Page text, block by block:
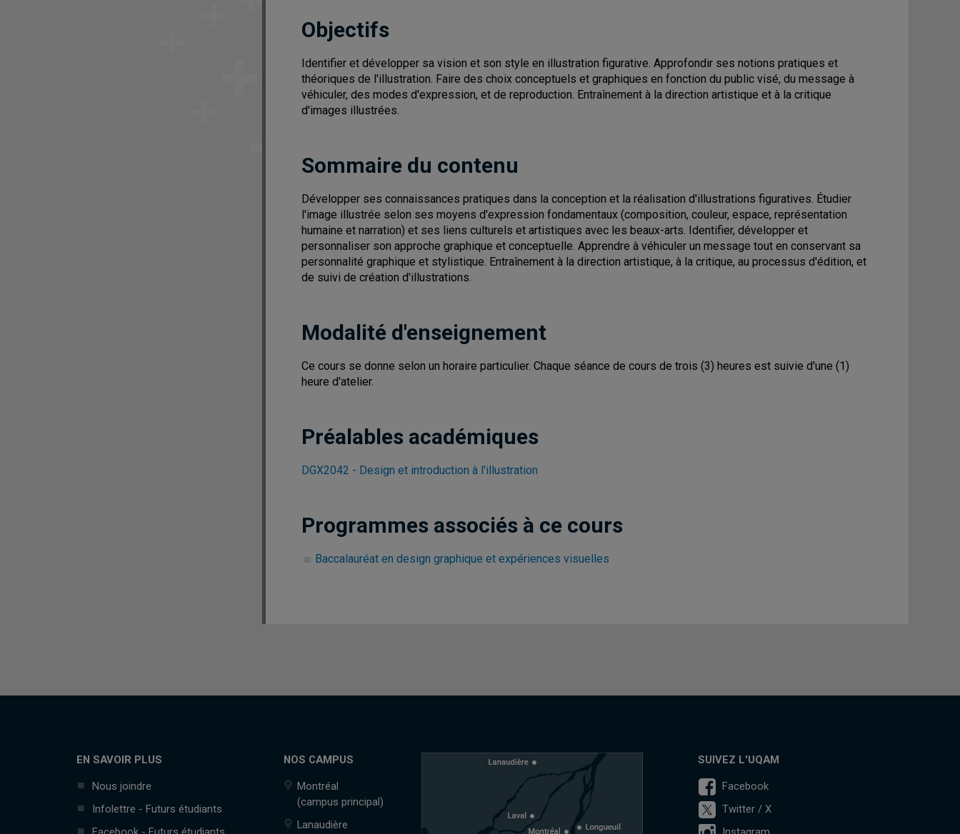
Objectifs
Identifier et développer sa vision et son style en illustration figurative. Approfondir ses notions pratiques et
théoriques de l'illustration. Faire des choix conceptuels et graphiques en fonction du public visé, du message à
véhiculer, des modes d'expression, et de reproduction. Entraînement à la direction artistique et à la critique
d'images illustrées.
Sommaire du contenu
Développer ses connaissances pratiques dans la conception et la réalisation d'illustrations figuratives. Étudier
l'image illustrée selon ses moyens d'expression fondamentaux (composition, couleur, espace, représentation
humaine et narration) et ses liens culturels et artistiques avec les beaux-arts. Identifier, développer et
personnaliser son approche graphique et conceptuelle. Apprendre à véhiculer un message tout en conservant sa
personnalité graphique et stylistique. Entraînement à la direction artistique, à la critique, au processus d'édition, et
de suivi de création d'illustrations.
Modalité d'enseignement
Ce cours se donne selon un horaire particulier. Chaque séance de cours de trois (3) heures est suivie d'une (1)
heure d'atelier.
Préalables académiques
DGX2042 - Design et introduction à l'illustration
Programmes associés à ce cours
Baccalauréat en design graphique et expériences visuelles
EN SAVOIR PLUS
Nous joindre
Infolettre - Futurs étudiants
NOS CAMPUS
Montréal
(campus principal)
Lanaudière
SUIVEZ L'UQAM
Facebook
Twitter / X